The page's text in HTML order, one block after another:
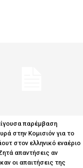
παρέμβαση
στην Κομισιόν για το
στον ελληνικό εναέριο
απαντήσεις αν
οι απαιτήσεις της